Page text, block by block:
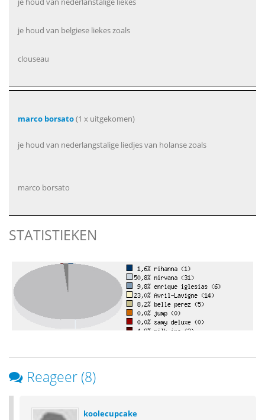
je houd van belgiese liekes zoals
clouseau
marco borsato(1 x uitgekomen)
je houd van nederlangstalige liedjes van holanse zoals
marco borsato
STATISTIEKEN
Reageer (8)
koolecupcake